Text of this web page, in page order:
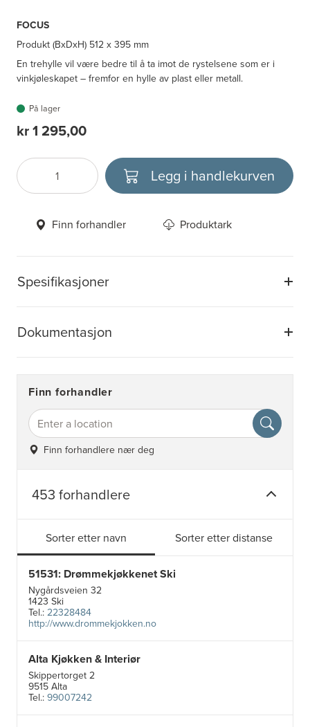
Spesifikasjoner
Dokumentasjon
FOCUS
Produkt (BxDxH) 512 x 395 mm
En trehylle vil være bedre til å ta imot de rystelsene som er i
vinkjøleskapet – fremfor en hylle av plast eller metall.
På lager
kr 1 295,00
Antall
Velg enhet Legg i handlekurven
Finn forhandler Produktark
Finn forhandler
Finn forhandlere nær deg
453 forhandlere
Sorter etter navn Sorter etter distanse
51531: Drømmekjøkkenet Ski
Nygårdsveien 32
1423 Ski
Tel.:22328484
http://www.drommekjokken.no
Alta Kjøkken & Interiør
Skippertorget 2
9515 Alta
Tel.:99007242